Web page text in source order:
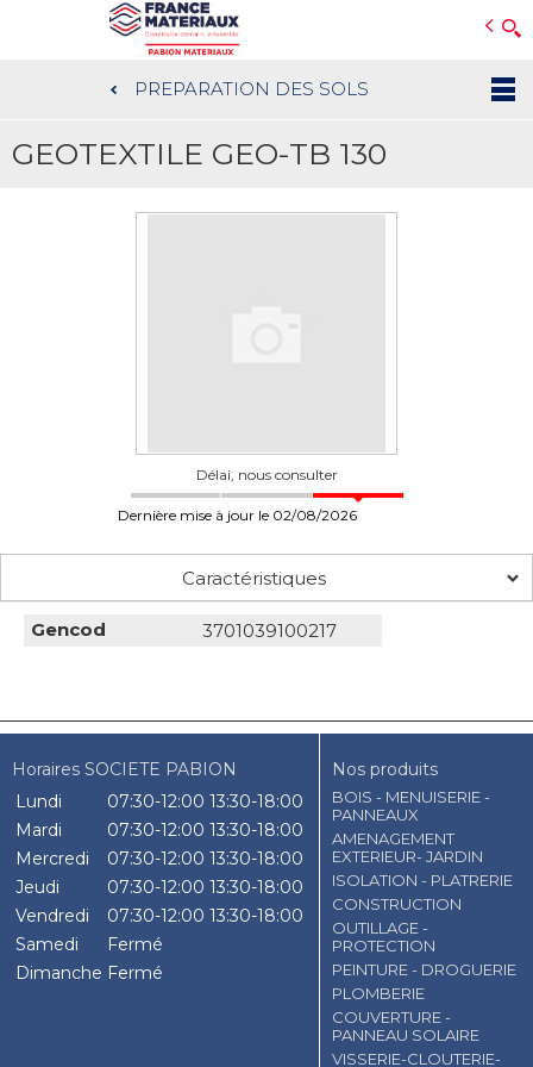
au
contenu
PREPARATION DES SOLS
GEOTEXTILE GEO-TB 130
Délai, nous consulter
Dernière mise à jour le 02/08/2026
Caractéristiques
Gencod 3701039100217
Horaires SOCIETE PABION
Lundi
07:30-12:00 13:30-18:00
Mardi
07:30-12:00 13:30-18:00
Mercredi
07:30-12:00 13:30-18:00
Jeudi
07:30-12:00 13:30-18:00
Vendredi
07:30-12:00 13:30-18:00
Samedi
Fermé
Dimanche Fermé
Nos produits
BOIS - MENUISERIE -
PANNEAUX
AMENAGEMENT
EXTERIEUR- JARDIN
ISOLATION - PLATRERIE
CONSTRUCTION
OUTILLAGE -
PROTECTION
PEINTURE - DROGUERIE
PLOMBERIE
COUVERTURE -
PANNEAU SOLAIRE
VISSERIE-CLOUTERIE-